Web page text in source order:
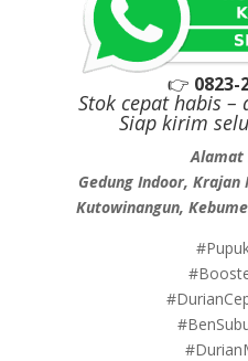
👉 0823-
Stok cepat habis –
Siap kirim
Alamat
Gedung Indoor, Krajan
Kutowinangun,